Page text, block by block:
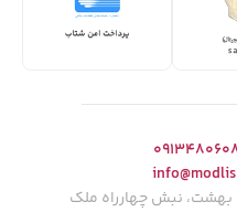
نبش چهارراه ملک